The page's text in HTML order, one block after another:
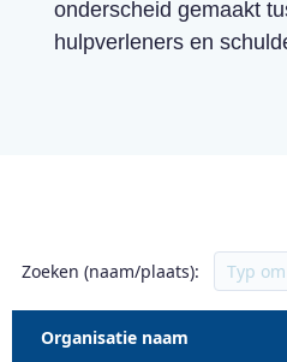
onderscheid gemaakt
hulpverleners en
Zoeken (naam/plaats):
Organisatie naam